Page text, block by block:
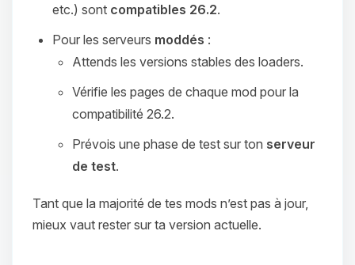
etc.) sont compatibles 26.2.
Pour les serveurs moddés :
Attends les versions stables des loaders.
Vérifie les pages de chaque mod pour la
compatibilité 26.2.
Prévois une phase de test sur ton serveur
de test.
Tant que la majorité de tes mods n’est pas à jour,
mieux vaut rester sur ta version actuelle.